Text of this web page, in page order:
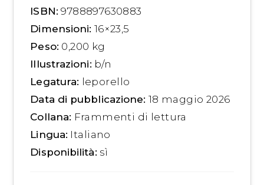
ISBN: 9788897630883
Dimensioni: 16×23,5
Peso: 0,200 kg
Illustrazioni: b/n
Legatura: leporello
Data di pubblicazione: 18 maggio 2026
Collana: Frammenti di lettura
Lingua: Italiano
Disponibilità: sì